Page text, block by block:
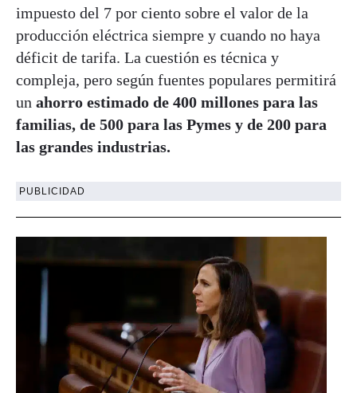
impuesto del 7 por ciento sobre el valor de la
producción eléctrica siempre y cuando no haya
déficit de tarifa. La cuestión es técnica y
compleja, pero según fuentes populares permitirá
un ahorro estimado de 400 millones para las
familias, de 500 para las Pymes y de 200 para
las grandes industrias.
PUBLICIDAD